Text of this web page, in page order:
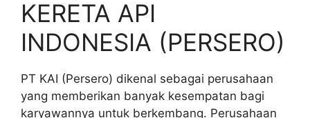
KERETA API
INDONESIA (PERSERO)
PT KAI (Persero) dikenal sebagai perusahaan
yang memberikan banyak kesempatan bagi
karyawannya untuk berkembang. Perusahaan